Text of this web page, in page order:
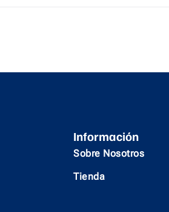
Información
Sobre Nosotros
Tienda